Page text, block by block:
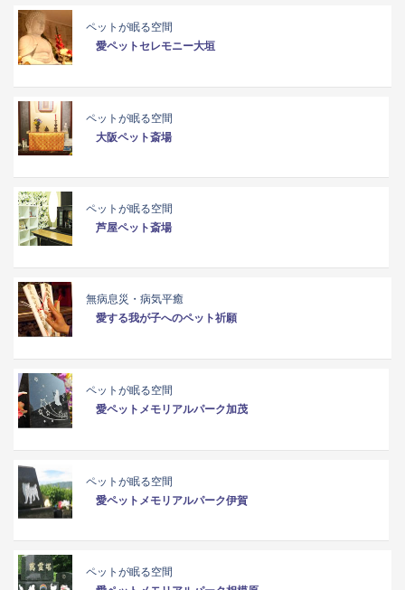
ペットが眠る空間
愛ペットセレモニー大垣
ペットが眠る空間
大阪ペット斎場
ペットが眠る空間
芦屋ペット斎場
無病息災・病気平癒
愛する我が子へのペット祈願
ペットが眠る空間
愛ペットメモリアルパーク加茂
ペットが眠る空間
愛ペットメモリアルパーク伊賀
ペットが眠る空間